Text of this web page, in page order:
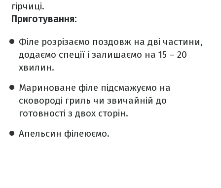
гірчиці.
Приготування:
️Філе розрізаємо поздовж на дві частини,
додаємо спеції і залишаємо на 15 – 20
хвилин.
️Мариноване філе підсмажуємо на
сковороді гриль чи звичайній до
готовності з двох сторін.
️Апельсин філеюємо.